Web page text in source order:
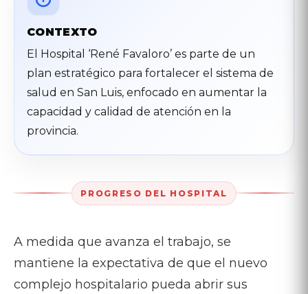
CONTEXTO
El Hospital ‘René Favaloro’ es parte de un
plan estratégico para fortalecer el sistema de
salud en San Luis, enfocado en aumentar la
capacidad y calidad de atención en la
provincia.
PROGRESO DEL HOSPITAL
A medida que avanza el trabajo, se
mantiene la expectativa de que el nuevo
complejo hospitalario pueda abrir sus